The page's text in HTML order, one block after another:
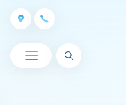
البحث